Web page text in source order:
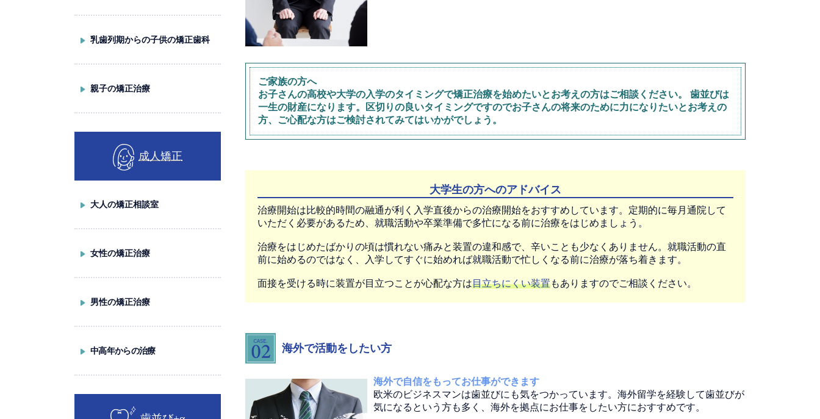
乳歯列期からの子供の矯正歯科
親子の矯正治療
成人矯正
大人の矯正相談室
女性の矯正治療
男性の矯正治療
中高年からの治療
ご家族の方へ
お子さんの高校や大学の入学のタイミングで矯正治療を始めたいとお考えの方はご相談ください。 歯並びは
一生の財産になります。区切りの良いタイミングですのでお子さんの将来のために力になりたいとお考えの
方、ご心配な方はご検討されてみてはいかがでしょう。
大学生の方へのアドバイス
治療開始は比較的時間の融通が利く入学直後からの治療開始をおすすめしています。定期的に毎月通院して
いただく必要があるため、就職活動や卒業準備で多忙になる前に治療をはじめましょう。
治療をはじめたばかりの頃は慣れない痛みと装置の違和感で、辛いことも少なくありません。就職活動の直
前に始めるのではなく、入学してすぐに始めれば就職活動で忙しくなる前に治療が落ち着きます。
面接を受ける時に装置が目立つことが心配な方は目立ちにくい装置もありますのでご相談ください。
海外で活動をしたい方
海外で自信をもってお仕事ができます
欧米のビジネスマンは歯並びにも気をつかっています。海外留学を経験して歯並びが
気になるという方も多く、海外を拠点にお仕事をしたい方におすすめです。